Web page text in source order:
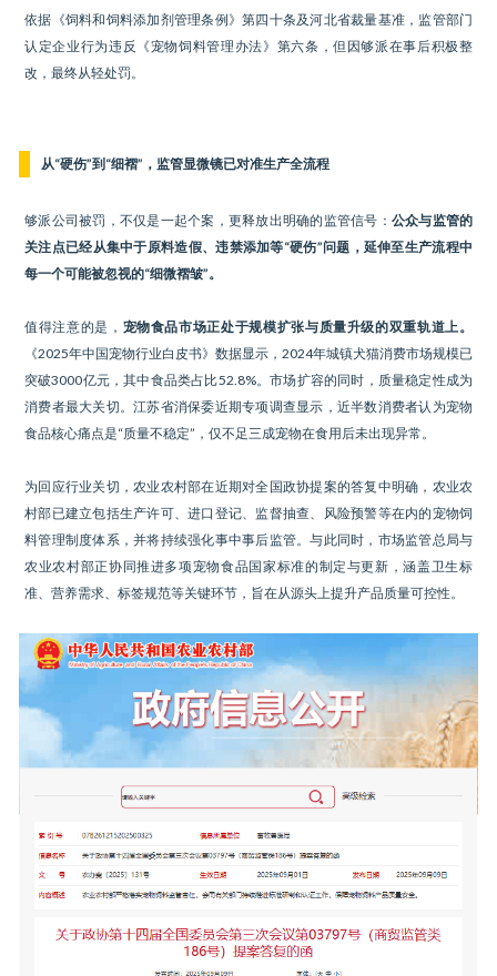
依据《饲料和饲料添加剂管理条例》第四十条及河北省裁量基准，监管部门
认定企业行为违反《宠物饲料管理办法》第六条，但因够派在事后积极整
改，最终从轻处罚。
从“硬伤”到“细褶”，监管显微镜已对准生产全流程
够派公司被罚，不仅是一起个案，更释放出明确的监管信号： 公众与监管的
关注点已经从集中于原料造假、违禁添加等“硬伤”问题，延伸至生产流程中
每一个可能被忽视的“细微褶皱”。
值得注意的是， 宠物食品市场正处于规模扩张与质量升级的双重轨道上。
《2025年中国宠物行业白皮书》数据显示，2024年城镇犬猫消费市场规模已
突破3000亿元，其中食品类占比52.8%。市场扩容的同时，质量稳定性成为
消费者最大关切。江苏省消保委近期专项调查显示，近半数消费者认为宠物
食品核心痛点是“质量不稳定”，仅不足三成宠物在食用后未出现异常。
为回应行业关切，农业农村部在近期对全国政协提案的答复中明确，农业农
村部已建立包括生产许可、进口登记、监督抽查、风险预警等在内的宠物饲
料管理制度体系，并将持续强化事中事后监管。与此同时，市场监管总局与
农业农村部正协同推进多项宠物食品国家标准的制定与更新，涵盖卫生标
准、营养需求、标签规范等关键环节，旨在从源头上提升产品质量可控性。